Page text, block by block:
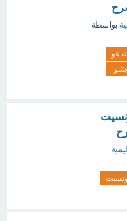
بواسطة
تدعو
ونسيت